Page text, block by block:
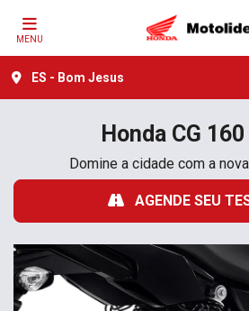
MENU
ES - Bom Jesus
Honda CG
Domine a cidade com a
AGENDE SEU